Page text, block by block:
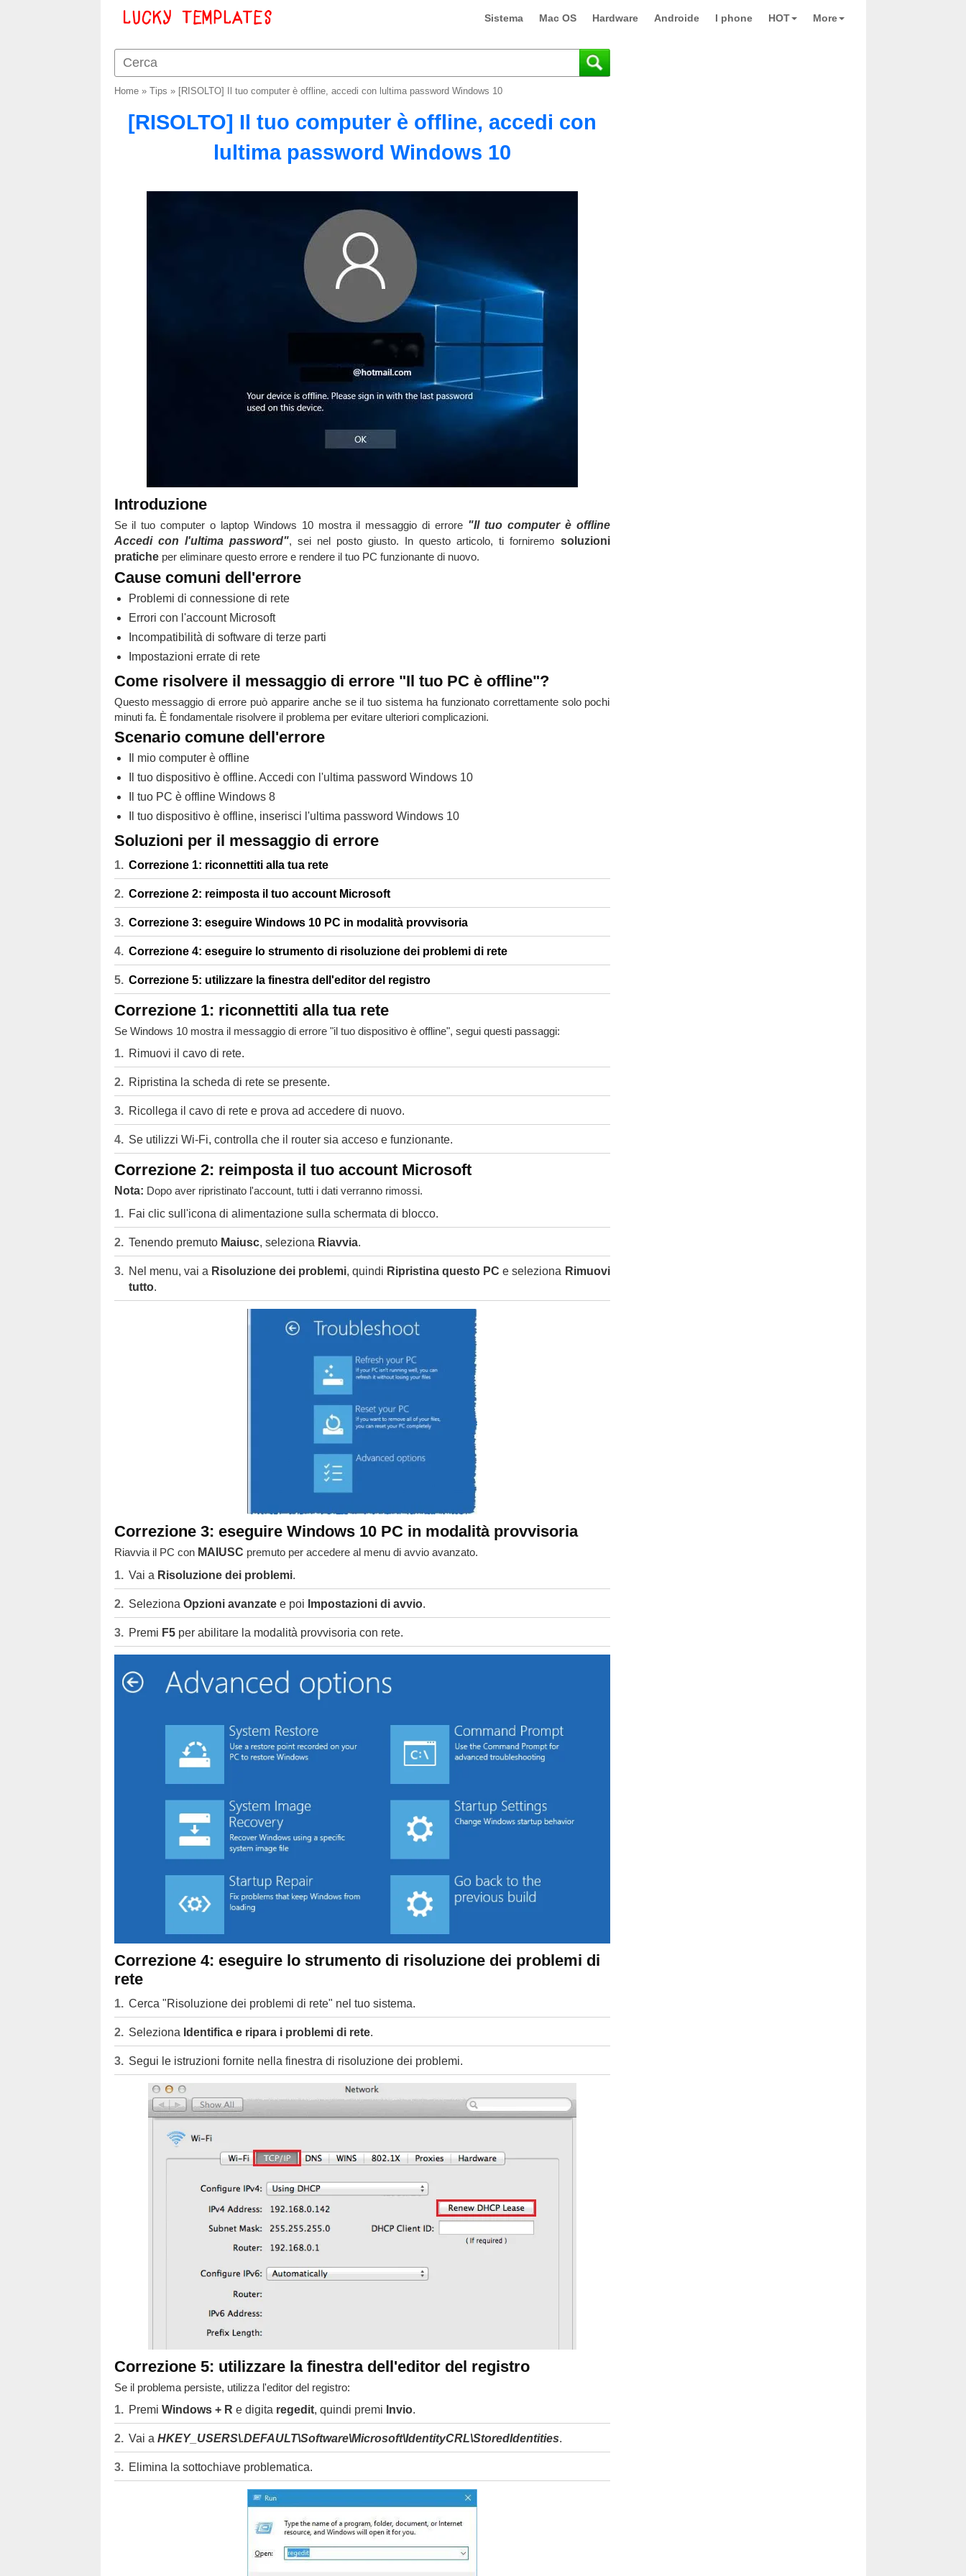
Sistema Mac OS Hardware Androide I phone HOT More
Home» Tips » [RISOLTO] Il tuo computer è offline, accedi con lultima password Windows 10
[RISOLTO] Il tuo computer è offline, accedi con
lultima password Windows 10
Introduzione
Se il tuo computer o laptop Windows 10 mostra il messaggio di errore "Il tuo computer è offline
Accedi con l'ultima password", sei nel posto giusto. In questo articolo, ti forniremo soluzioni
praticheper eliminare questo errore e rendere il tuo PC funzionante di nuovo.
Cause comuni dell'errore
Problemi di connessione di rete
Errori con l'account Microsoft
Incompatibilità di software di terze parti
Impostazioni errate di rete
Come risolvere il messaggio di errore "Il tuo PC è offline"?
Questo messaggio di errore può apparire anche se il tuo sistema ha funzionato correttamente solo pochi
minuti fa. È fondamentale risolvere il problema per evitare ulteriori complicazioni.
Scenario comune dell'errore
Il mio computer è offline
Il tuo dispositivo è offline. Accedi con l'ultima password Windows 10
Il tuo PC è offline Windows 8
Il tuo dispositivo è offline, inserisci l'ultima password Windows 10
Soluzioni per il messaggio di errore
Correzione 1: riconnettiti alla tua rete
Correzione 2: reimposta il tuo account Microsoft
Correzione 3: eseguire Windows 10 PC in modalità provvisoria
Correzione 4: eseguire lo strumento di risoluzione dei problemi di rete
Correzione 5: utilizzare la finestra dell'editor del registro
Correzione 1: riconnettiti alla tua rete
Se Windows 10 mostra il messaggio di errore "il tuo dispositivo è offline", segui questi passaggi:
Rimuovi il cavo di rete.
Ripristina la scheda di rete se presente.
Ricollega il cavo di rete e prova ad accedere di nuovo.
Se utilizzi Wi-Fi, controlla che il router sia acceso e funzionante.
Correzione 2: reimposta il tuo account Microsoft
Nota: Dopo aver ripristinato l'account, tutti i dati verranno rimossi.
Fai clic sull'icona di alimentazione sulla schermata di blocco.
Tenendo premuto Maiusc, seleziona Riavvia.
Nel menu, vai a Risoluzione dei problemi, quindi Ripristina questo PC e seleziona Rimuovi
tutto.
Correzione 3: eseguire Windows 10 PC in modalità provvisoria
Riavvia il PC con MAIUSC premuto per accedere al menu di avvio avanzato.
Vai a Risoluzione dei problemi.
Seleziona Opzioni avanzatee poi Impostazioni di avvio.
Premi F5per abilitare la modalità provvisoria con rete.
Correzione 4: eseguire lo strumento di risoluzione dei problemi di
rete
Cerca "Risoluzione dei problemi di rete" nel tuo sistema.
Seleziona Identifica e ripara i problemi di rete.
Segui le istruzioni fornite nella finestra di risoluzione dei problemi.
Correzione 5: utilizzare la finestra dell'editor del registro
Se il problema persiste, utilizza l'editor del registro:
Premi Windows + R e digita regedit, quindi premi Invio.
Vai a HKEY_USERS\.DEFAULT\Software\Microsoft\IdentityCRL\StoredIdentities.
Elimina la sottochiave problematica.